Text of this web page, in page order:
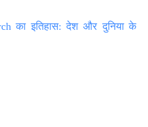
का इतिहास: देश और दुनिया के